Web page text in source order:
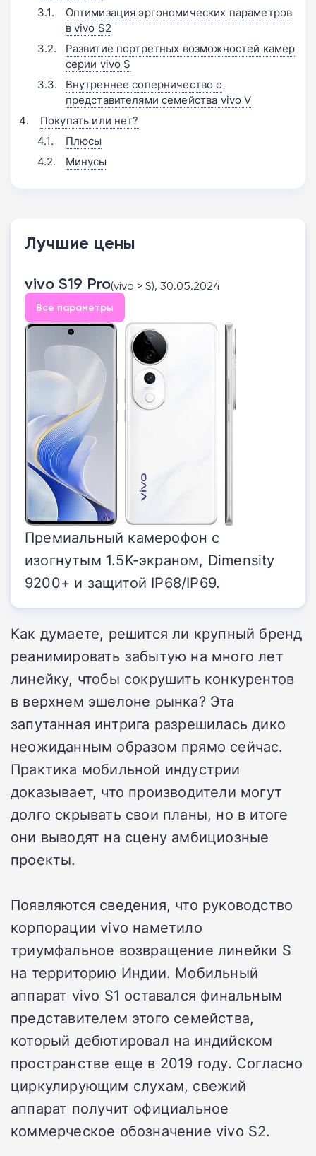
Оптимизация эргономических параметров
в vivo S2
Развитие портретных возможностей камер
серии vivo S
Внутреннее соперничество с
представителями семейства vivo V
Покупать или нет?
Плюсы
Минусы
Лучшие цены
vivo S19 Pro(vivo > S), 30.05.2024
Все параметры
Премиальный камерофон с
изогнутым 1.5K-экраном, Dimensity
9200+ и защитой IP68/IP69.
Как думаете, решится ли крупный бренд
реанимировать забытую на много лет
линейку, чтобы сокрушить конкурентов
в верхнем эшелоне рынка? Эта
запутанная интрига разрешилась дико
неожиданным образом прямо сейчас.
Практика мобильной индустрии
доказывает, что производители могут
долго скрывать свои планы, но в итоге
они выводят на сцену амбициозные
проекты.
Появляются сведения, что руководство
корпорации vivo наметило
триумфальное возвращение линейки S
на территорию Индии. Мобильный
аппарат vivo S1 оставался финальным
представителем этого семейства,
который дебютировал на индийском
пространстве еще в 2019 году. Согласно
циркулирующим слухам, свежий
аппарат получит официальное
коммерческое обозначение vivo S2.